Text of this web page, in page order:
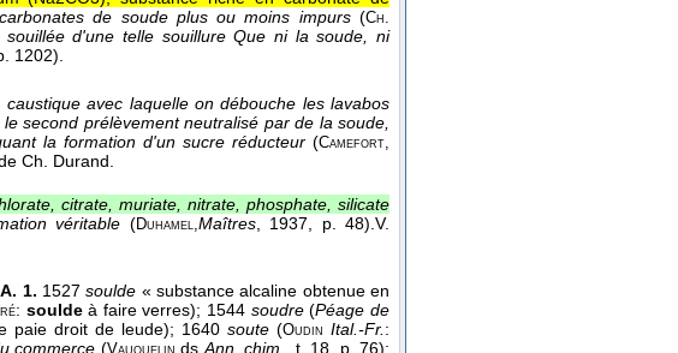
de soude plus ou moins impurs(Ch.
d'une telle souillure Que ni la soude, ni
p. 1202).
caustique avec laquelle on débouche les lavabos
le second prélèvement neutralisé par de la soude,
la formation d'un sucre réducteur (Camefort,
Ch. Durand.
citrate, muriate, nitrate, phosphate, silicate
véritable (Duhamel, Maîtres, 1937 , p. 48).V.
1. 1527soulde « substance alcaline obtenue en
: souldeà faire verres); 1544 soudre(Péage de
paie droit de leude); 1640 soute (Oudin Ital.-Fr. :
commerce (Vauquelin ds Ann. chim. , t. 18, p. 76);